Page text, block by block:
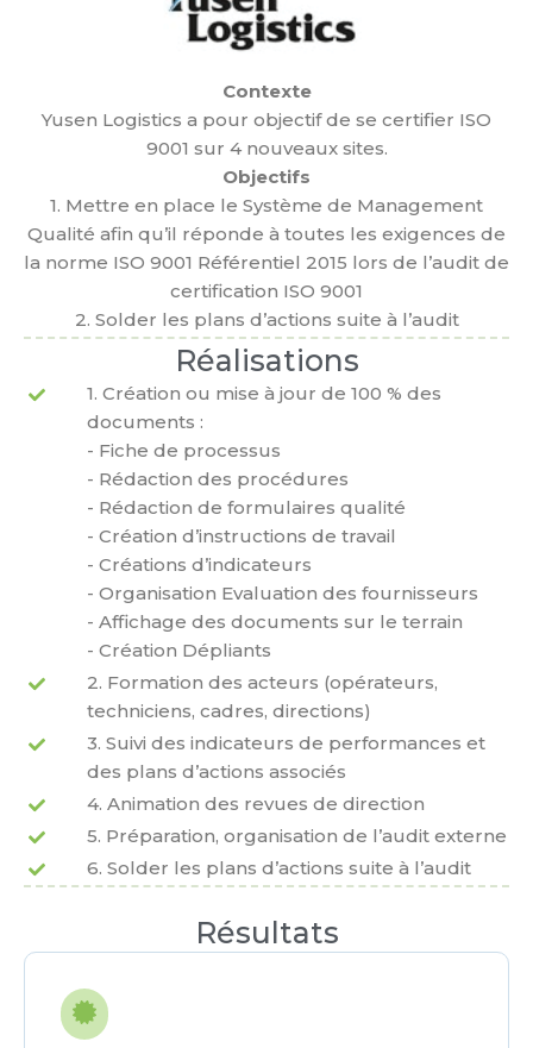
Contexte
Yusen Logistics a pour objectif de se certifier ISO
9001 sur 4 nouveaux sites.
Objectifs
1. Mettre en place le Système de Management
Qualité afin qu’il réponde à toutes les exigences de
la norme ISO 9001 Référentiel 2015 lors de l’audit de
certification ISO 9001
2. Solder les plans d’actions suite à l’audit
Réalisations
1. Création ou mise à jour de 100 % des
documents :
- Fiche de processus
- Rédaction des procédures
- Rédaction de formulaires qualité
- Création d’instructions de travail
- Créations d’indicateurs
- Organisation Evaluation des fournisseurs
- Affichage des documents sur le terrain
- Création Dépliants
2. Formation des acteurs (opérateurs,
techniciens, cadres, directions)
3. Suivi des indicateurs de performances et
des plans d’actions associés
4. Animation des revues de direction
5. Préparation, organisation de l’audit externe
6. Solder les plans d’actions suite à l’audit
Résultats